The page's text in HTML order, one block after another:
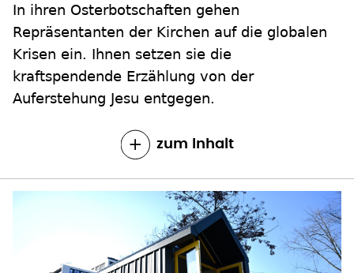
In ihren Osterbotschaften gehen
Repräsentanten der Kirchen auf die globalen
Krisen ein. Ihnen setzen sie die
kraftspendende Erzählung von der
Auferstehung Jesu entgegen.
zum Inhalt